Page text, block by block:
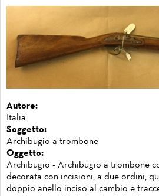
Autore:
Italia
Soggetto:
Archibugio a trombone
Oggetto:
Archibugio - Archibugio a trombone
decorata con incisioni, a due ordini,
doppio anello inciso al cambio e